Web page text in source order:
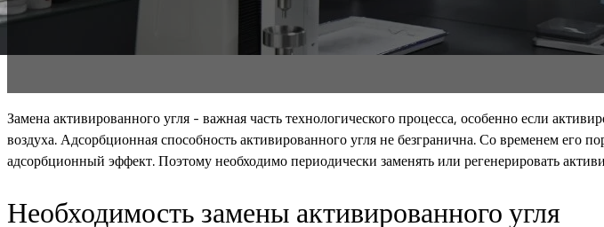
Замена активированного угля - важная часть технологического процесса, особенно если
воздуха. Адсорбционная способность активированного угля не безгранична. Со временем
адсорбционный эффект. Поэтому необходимо периодически заменять или регенерировать
Необходимость замены активированного угля